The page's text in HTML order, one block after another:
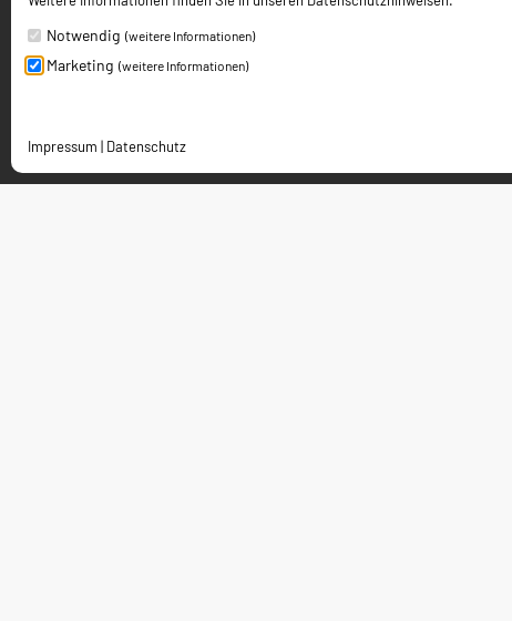
Notwendig (weitere Informationen)
Marketing (weitere Informationen)
Impressum | Datenschutz